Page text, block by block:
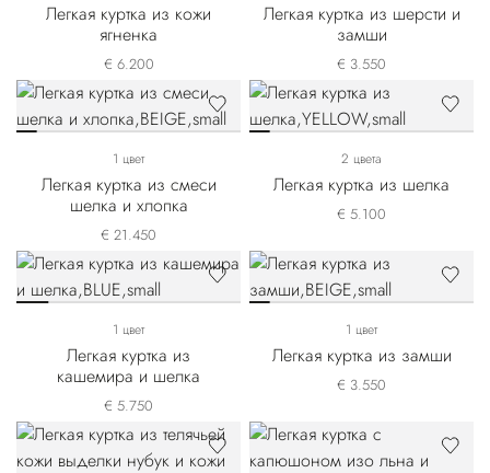
Легкая куртка из кожи
ягненка
€ 6.200
Легкая куртка из шерсти и
замши
€ 3.550
1 цвет
Легкая куртка из смеси
шелка и хлопка
€ 21.450
2 цвета
Легкая куртка из шелка
€ 5.100
1 цвет
Легкая куртка из
кашемира и шелка
€ 5.750
1 цвет
Легкая куртка из замши
€ 3.550